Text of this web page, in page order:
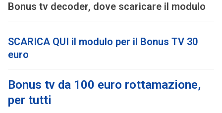
Bonus tv decoder, dove scaricare il modulo
SCARICA QUI il modulo per il Bonus TV 30
euro
Bonus tv da 100 euro rottamazione,
per tutti